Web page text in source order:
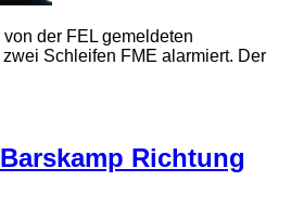
der FEL gemeldeten
Schleifen FME alarmiert. Der
Richtung